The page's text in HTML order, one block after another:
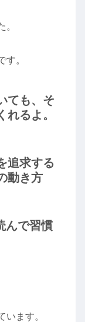
。
す。
ても、そ
るよ。
追求する
動き方
んで習慣
います。